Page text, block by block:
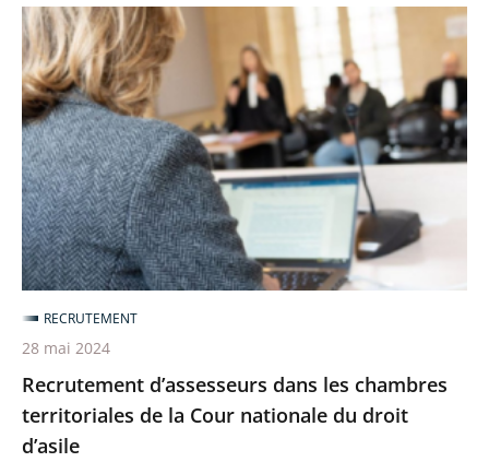
Recrutement
d’assesseurs
dans
les
chambres
territoriales
de
la
Cour
nationale
du
droit
d’asile
Recrutement d’assesseurs dans les chambres
territoriales de la Cour nationale du droit
d’asile
RECRUTEMENT
28 mai 2024